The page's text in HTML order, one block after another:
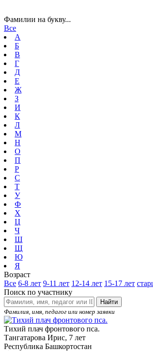
Фамилии на букву...
Все
А
Б
В
Г
Д
Е
Ж
З
И
К
Л
М
Н
О
П
Р
С
Т
У
Ф
Х
Ц
Ч
Ш
Щ
Ю
Я
Возраст
Все 6-8 лет 9-11 лет 12-14 лет 15-17 лет
Поиск по участнику
Найти
Фамилия, имя, педагог или номер заявки
Тихий плач фронтового пса.
Тангатарова Ирис, 7 лет
Республика Башкортостан